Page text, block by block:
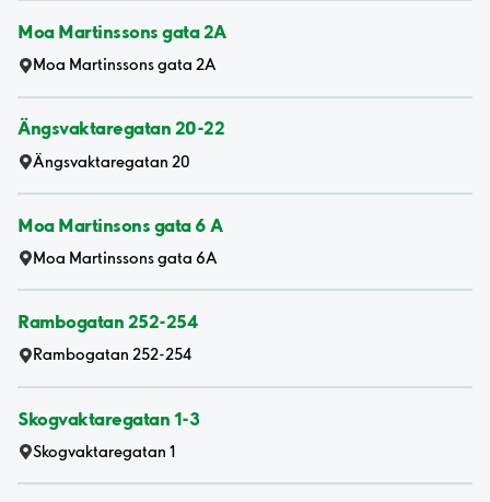
Moa Martinssons gata 2A
Moa Martinssons gata 2A
Ängsvaktaregatan 20-22
Ängsvaktaregatan 20
Moa Martinsons gata 6 A
Moa Martinssons gata 6A
Rambogatan 252-254
Rambogatan 252-254
Skogvaktaregatan 1-3
Skogvaktaregatan 1